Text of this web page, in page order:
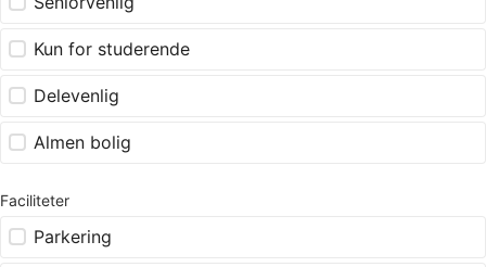
Kun for studerende
Delevenlig
Almen bolig
Faciliteter
Parkering